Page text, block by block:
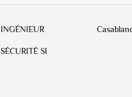
INGÉNIEUR
SÉCURITÉ SI